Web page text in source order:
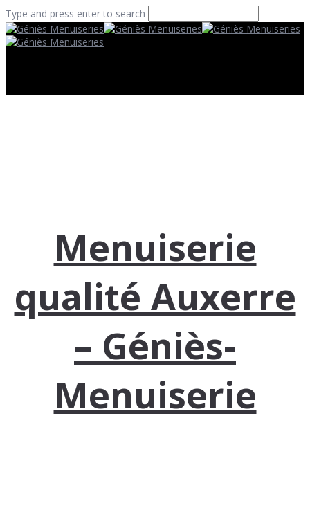
Type and press enter to search
Menuiserie
qualité Auxerre
– Géniès-
Menuiserie